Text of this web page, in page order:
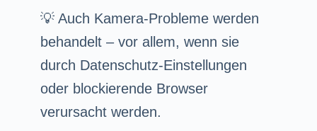
💡 Auch Kamera-Probleme werden
behandelt – vor allem, wenn sie
durch Datenschutz-Einstellungen
oder blockierende Browser
verursacht werden.